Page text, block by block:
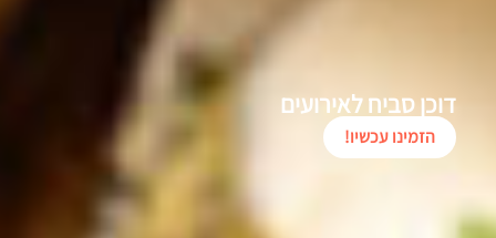
דוכן סביח לאירועים
הזמינו עכשיו!